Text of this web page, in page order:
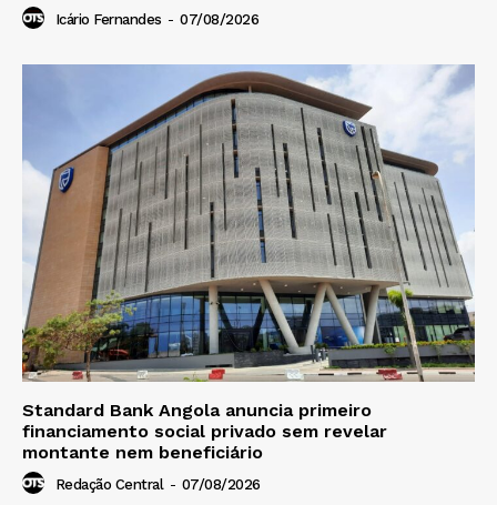
Icário Fernandes - 07/08/2026
Standard Bank Angola anuncia primeiro
financiamento social privado sem revelar
montante nem beneficiário
Redação Central - 07/08/2026